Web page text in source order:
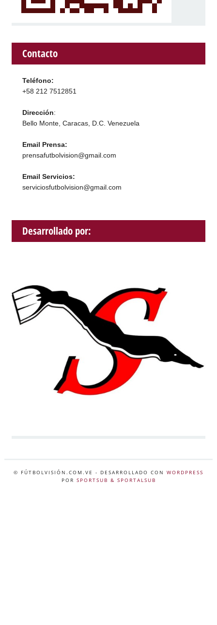
Contacto
Teléfono:
+58 212 7512851
Dirección:
Bello Monte, Caracas, D.C. Venezuela
Email Prensa:
prensafutbolvision@gmail.com
Email Servicios:
serviciosfutbolvision@gmail.com
Desarrollado por:
© FÚTBOLVISIÓN.COM.VE - DESARROLLADO CON WORDPRESS
POR SPORTSUB & SPORTALSUB